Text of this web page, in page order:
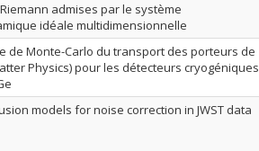
admises par le système
idéale multidimensionnelle
de Monte-Carlo du transport des porteurs de
Physics) pour les détecteurs cryogéniques
models for noise correction in JWST data